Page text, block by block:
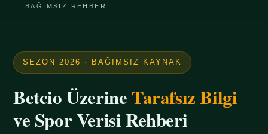
BAĞIMSIZ REHBER
SEZON 2026 · BAĞIMSIZ KAYNAK
Betcio ÜzerineTarafsız Bilgi
ve Spor Verisi Rehberi